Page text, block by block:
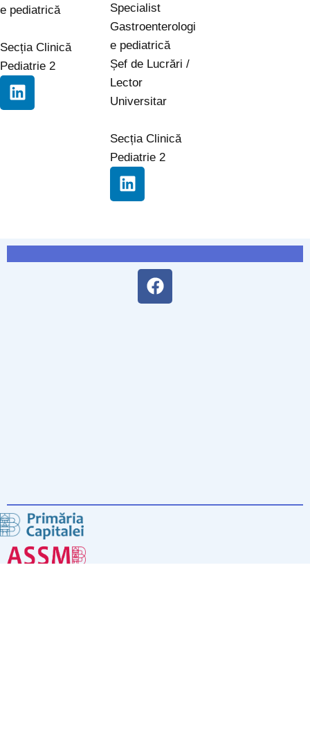
e pediatrică
Secția Clinică
Pediatrie 2
Specialist
Gastroenterologi
e pediatrică
Șef de Lucrări /
Lector
Universitar
Secția Clinică
Pediatrie 2